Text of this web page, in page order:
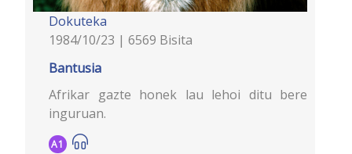
Dokuteka
1984/10/23 | 6569 Bisita
Bantusia
Afrikar gazte honek lau lehoi ditu bere
inguruan.
A1